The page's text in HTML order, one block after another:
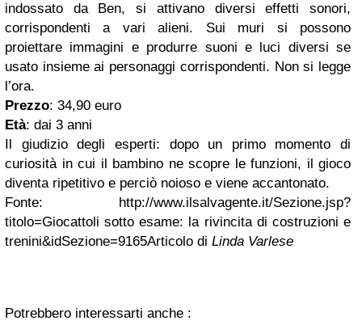
indossato da Ben, si attivano diversi effetti sonori,
corrispondenti a vari alieni. Sui muri si possono
proiettare immagini e produrre suoni e luci diversi se
usato insieme ai personaggi corrispondenti. Non si legge
l’ora.
Prezzo: 34,90 euro
Età: dai 3 anni
Il giudizio degli esperti: dopo un primo momento di
curiosità in cui il bambino ne scopre le funzioni, il gioco
diventa ripetitivo e perciò noioso e viene accantonato.
Fonte: http://www.ilsalvagente.it/Sezione.jsp?
titolo=Giocattoli sotto esame: la rivincita di costruzioni e
trenini&idSezione=9165Articolo di Linda Varlese
Potrebbero interessarti anche :